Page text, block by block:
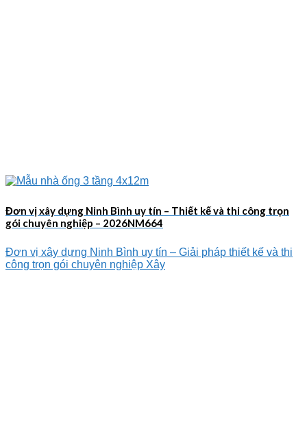
Đơn vị xây dựng Ninh Bình uy tín – Thiết kế và thi công trọn
gói chuyên nghiệp – 2026NM664
Đơn vị xây dựng Ninh Bình uy tín – Giải pháp thiết kế và thi
công trọn gói chuyên nghiệp Xây